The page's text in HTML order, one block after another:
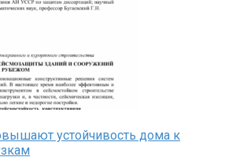
устойчивость дома к